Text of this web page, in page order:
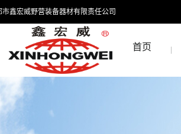
市鑫宏威野营装备器材有限责任公司
首页